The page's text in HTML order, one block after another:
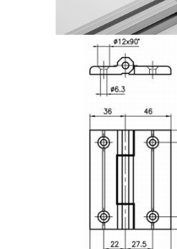
Système de transrouler